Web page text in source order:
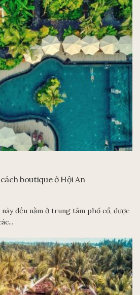
boutique ở Hội An
đều nằm ở trung tâm phố cổ, được